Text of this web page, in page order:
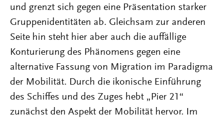
und grenzt sich gegen eine Präsentation starker
Gruppenidentitäten ab. Gleichsam zur anderen
Seite hin steht hier aber auch die auffällige
Konturierung des Phänomens gegen eine
alternative Fassung von Migration im Paradigma
der Mobilität. Durch die ikonische Einführung
des Schiffes und des Zuges hebt „Pier 21“
zunächst den Aspekt der Mobilität hervor. Im